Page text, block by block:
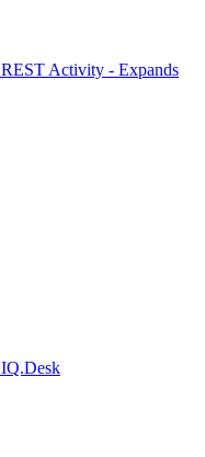
REST Activity - Expands
IQ.Desk